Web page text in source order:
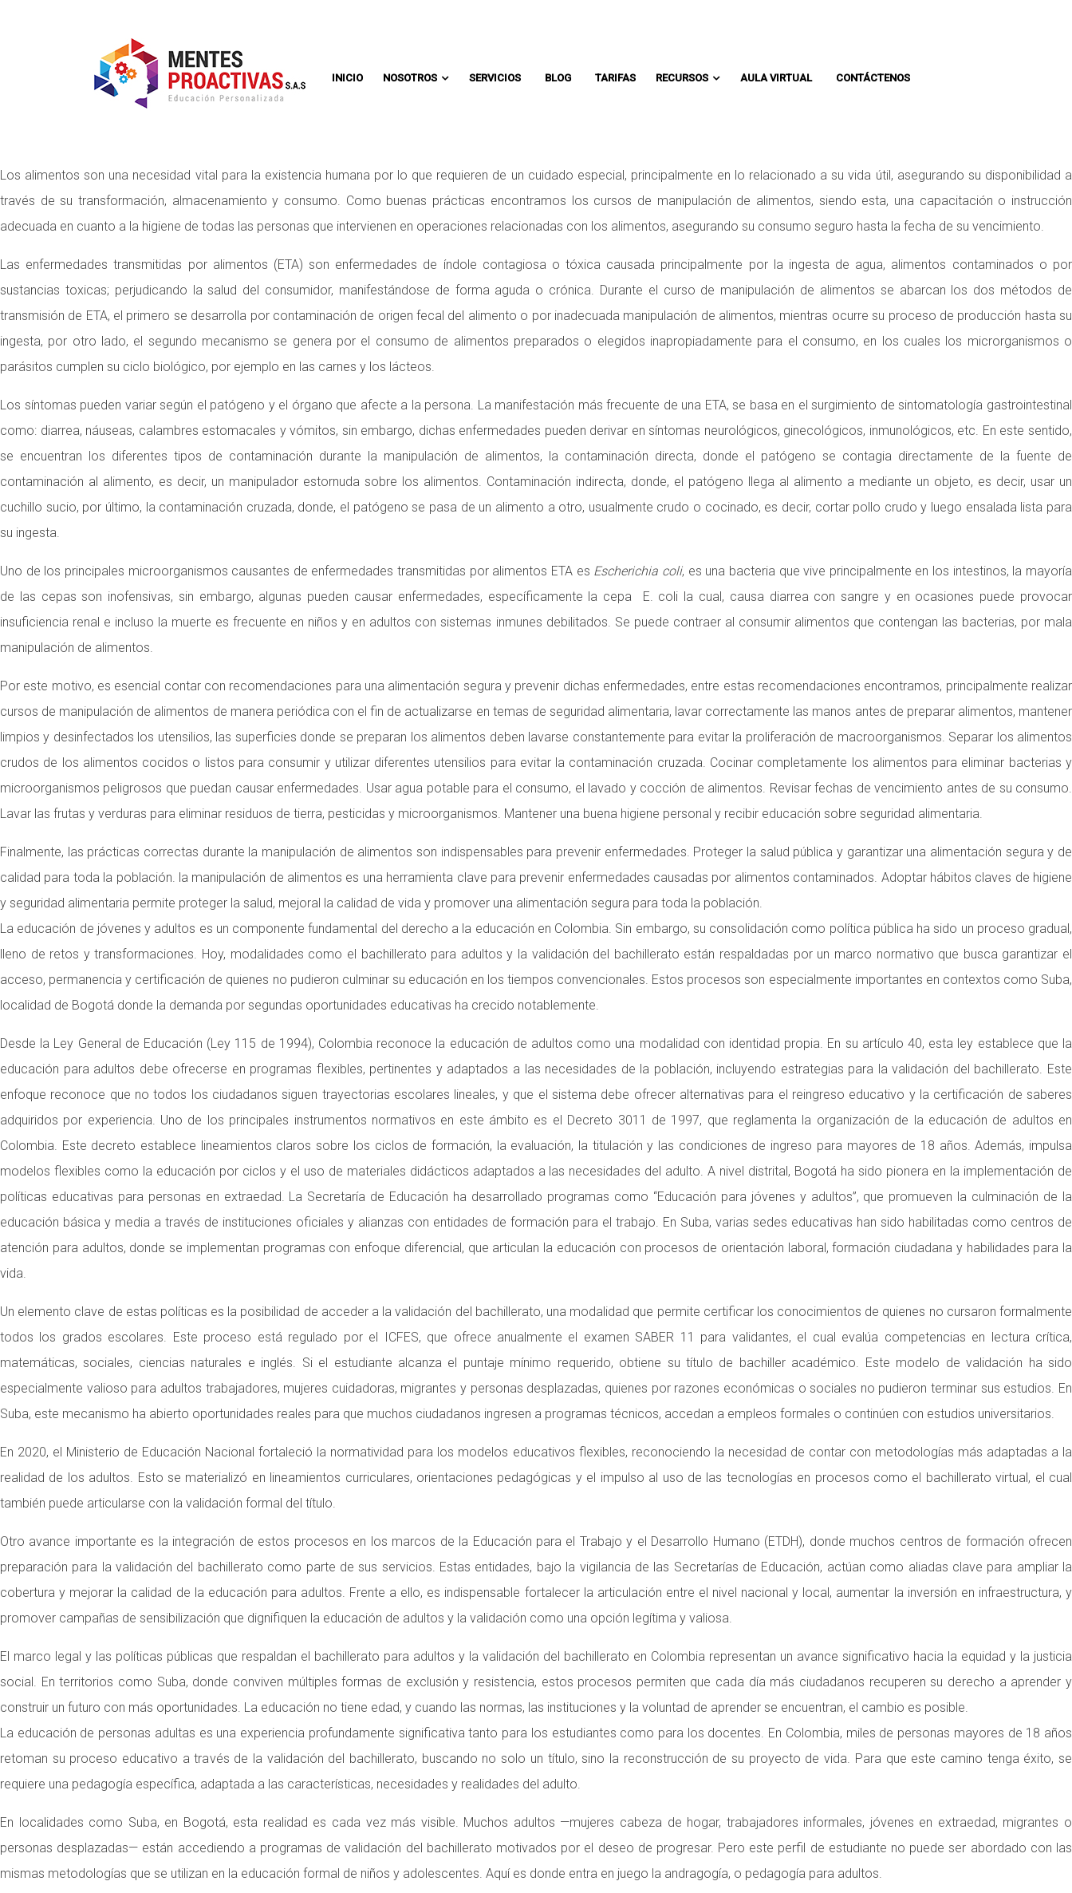
INICIO NOSOTROS SERVICIOS BLOG TARIFAS RECURSOS AULA VIRTUAL CONTÁCTENOS
Los alimentos son una necesidad vital para la existencia humana por lo que requieren de un cuidado especial, principalmente en lo relacionado a su vida útil, asegurando su disponibilidad a
través de su transformación, almacenamiento y consumo. Como buenas prácticas encontramos los cursos de manipulación de alimentos, siendo esta, una capacitación o instrucción
adecuada en cuanto a la higiene de todas las personas que intervienen en operaciones relacionadas con los alimentos, asegurando su consumo seguro hasta la fecha de su vencimiento.
Las enfermedades transmitidas por alimentos (ETA) son enfermedades de índole contagiosa o tóxica causada principalmente por la ingesta de agua, alimentos contaminados o por
sustancias toxicas; perjudicando la salud del consumidor, manifestándose de forma aguda o crónica. Durante el curso de manipulación de alimentos se abarcan los dos métodos de
transmisión de ETA, el primero se desarrolla por contaminación de origen fecal del alimento o por inadecuada manipulación de alimentos, mientras ocurre su proceso de producción hasta su
ingesta, por otro lado, el segundo mecanismo se genera por el consumo de alimentos preparados o elegidos inapropiadamente para el consumo, en los cuales los microrganismos o
parásitos cumplen su ciclo biológico, por ejemplo en las carnes y los lácteos.
Los síntomas pueden variar según el patógeno y el órgano que afecte a la persona. La manifestación más frecuente de una ETA, se basa en el surgimiento de sintomatología gastrointestinal
como: diarrea, náuseas, calambres estomacales y vómitos, sin embargo, dichas enfermedades pueden derivar en síntomas neurológicos, ginecológicos, inmunológicos, etc. En este sentido,
se encuentran los diferentes tipos de contaminación durante la manipulación de alimentos, la contaminación directa, donde el patógeno se contagia directamente de la fuente de
contaminación al alimento, es decir, un manipulador estornuda sobre los alimentos. Contaminación indirecta, donde, el patógeno llega al alimento a mediante un objeto, es decir, usar un
cuchillo sucio, por último, la contaminación cruzada, donde, el patógeno se pasa de un alimento a otro, usualmente crudo o cocinado, es decir, cortar pollo crudo y luego ensalada lista para
su ingesta.
Uno de los principales microorganismos causantes de enfermedades transmitidas por alimentos ETA es Escherichia coli, es una bacteria que vive principalmente en los intestinos, la mayoría
de las cepas son inofensivas, sin embargo, algunas pueden causar enfermedades, específicamente la cepa E. coli la cual, causa diarrea con sangre y en ocasiones puede provocar
insuficiencia renal e incluso la muerte es frecuente en niños y en adultos con sistemas inmunes debilitados. Se puede contraer al consumir alimentos que contengan las bacterias, por mala
manipulación de alimentos.
Por este motivo, es esencial contar con recomendaciones para una alimentación segura y prevenir dichas enfermedades, entre estas recomendaciones encontramos, principalmente realizar
cursos de manipulación de alimentos de manera periódica con el fin de actualizarse en temas de seguridad alimentaria, lavar correctamente las manos antes de preparar alimentos, mantener
limpios y desinfectados los utensilios, las superficies donde se preparan los alimentos deben lavarse constantemente para evitar la proliferación de macroorganismos. Separar los alimentos
crudos de los alimentos cocidos o listos para consumir y utilizar diferentes utensilios para evitar la contaminación cruzada. Cocinar completamente los alimentos para eliminar bacterias y
microorganismos peligrosos que puedan causar enfermedades. Usar agua potable para el consumo, el lavado y cocción de alimentos. Revisar fechas de vencimiento antes de su consumo.
Lavar las frutas y verduras para eliminar residuos de tierra, pesticidas y microorganismos. Mantener una buena higiene personal y recibir educación sobre seguridad alimentaria.
Finalmente, las prácticas correctas durante la manipulación de alimentos son indispensables para prevenir enfermedades. Proteger la salud pública y garantizar una alimentación segura y de
calidad para toda la población. la manipulación de alimentos es una herramienta clave para prevenir enfermedades causadas por alimentos contaminados. Adoptar hábitos claves de higiene
y seguridad alimentaria permite proteger la salud, mejoral la calidad de vida y promover una alimentación segura para toda la población.
La educación de jóvenes y adultos es un componente fundamental del derecho a la educación en Colombia. Sin embargo, su consolidación como política pública ha sido un proceso gradual,
lleno de retos y transformaciones. Hoy, modalidades como el bachillerato para adultos y la validación del bachillerato están respaldadas por un marco normativo que busca garantizar el
acceso, permanencia y certificación de quienes no pudieron culminar su educación en los tiempos convencionales. Estos procesos son especialmente importantes en contextos como Suba,
localidad de Bogotá donde la demanda por segundas oportunidades educativas ha crecido notablemente.
Desde la Ley General de Educación (Ley 115 de 1994), Colombia reconoce la educación de adultos como una modalidad con identidad propia. En su artículo 40, esta ley establece que la
educación para adultos debe ofrecerse en programas flexibles, pertinentes y adaptados a las necesidades de la población, incluyendo estrategias para la validación del bachillerato. Este
enfoque reconoce que no todos los ciudadanos siguen trayectorias escolares lineales, y que el sistema debe ofrecer alternativas para el reingreso educativo y la certificación de saberes
adquiridos por experiencia. Uno de los principales instrumentos normativos en este ámbito es el Decreto 3011 de 1997, que reglamenta la organización de la educación de adultos en
Colombia. Este decreto establece lineamientos claros sobre los ciclos de formación, la evaluación, la titulación y las condiciones de ingreso para mayores de 18 años. Además, impulsa
modelos flexibles como la educación por ciclos y el uso de materiales didácticos adaptados a las necesidades del adulto. A nivel distrital, Bogotá ha sido pionera en la implementación de
políticas educativas para personas en extraedad. La Secretaría de Educación ha desarrollado programas como “Educación para jóvenes y adultos”, que promueven la culminación de la
educación básica y media a través de instituciones oficiales y alianzas con entidades de formación para el trabajo. En Suba, varias sedes educativas han sido habilitadas como centros de
atención para adultos, donde se implementan programas con enfoque diferencial, que articulan la educación con procesos de orientación laboral, formación ciudadana y habilidades para la
vida.
Un elemento clave de estas políticas es la posibilidad de acceder a la validación del bachillerato, una modalidad que permite certificar los conocimientos de quienes no cursaron formalmente
todos los grados escolares. Este proceso está regulado por el ICFES, que ofrece anualmente el examen SABER 11 para validantes, el cual evalúa competencias en lectura crítica,
matemáticas, sociales, ciencias naturales e inglés. Si el estudiante alcanza el puntaje mínimo requerido, obtiene su título de bachiller académico. Este modelo de validación ha sido
especialmente valioso para adultos trabajadores, mujeres cuidadoras, migrantes y personas desplazadas, quienes por razones económicas o sociales no pudieron terminar sus estudios. En
Suba, este mecanismo ha abierto oportunidades reales para que muchos ciudadanos ingresen a programas técnicos, accedan a empleos formales o continúen con estudios universitarios.
En 2020, el Ministerio de Educación Nacional fortaleció la normatividad para los modelos educativos flexibles, reconociendo la necesidad de contar con metodologías más adaptadas a la
realidad de los adultos. Esto se materializó en lineamientos curriculares, orientaciones pedagógicas y el impulso al uso de las tecnologías en procesos como el bachillerato virtual, el cual
también puede articularse con la validación formal del título.
Otro avance importante es la integración de estos procesos en los marcos de la Educación para el Trabajo y el Desarrollo Humano (ETDH), donde muchos centros de formación ofrecen
preparación para la validación del bachillerato como parte de sus servicios. Estas entidades, bajo la vigilancia de las Secretarías de Educación, actúan como aliadas clave para ampliar la
cobertura y mejorar la calidad de la educación para adultos. Frente a ello, es indispensable fortalecer la articulación entre el nivel nacional y local, aumentar la inversión en infraestructura, y
promover campañas de sensibilización que dignifiquen la educación de adultos y la validación como una opción legítima y valiosa.
El marco legal y las políticas públicas que respaldan el bachillerato para adultos y la validación del bachillerato en Colombia representan un avance significativo hacia la equidad y la justicia
social. En territorios como Suba, donde conviven múltiples formas de exclusión y resistencia, estos procesos permiten que cada día más ciudadanos recuperen su derecho a aprender y
construir un futuro con más oportunidades. La educación no tiene edad, y cuando las normas, las instituciones y la voluntad de aprender se encuentran, el cambio es posible.
La educación de personas adultas es una experiencia profundamente significativa tanto para los estudiantes como para los docentes. En Colombia, miles de personas mayores de 18 años
retoman su proceso educativo a través de la validación del bachillerato, buscando no solo un título, sino la reconstrucción de su proyecto de vida. Para que este camino tenga éxito, se
requiere una pedagogía específica, adaptada a las características, necesidades y realidades del adulto.
En localidades como Suba, en Bogotá, esta realidad es cada vez más visible. Muchos adultos —mujeres cabeza de hogar, trabajadores informales, jóvenes en extraedad, migrantes o
personas desplazadas— están accediendo a programas de validación del bachillerato motivados por el deseo de progresar. Pero este perfil de estudiante no puede ser abordado con las
mismas metodologías que se utilizan en la educación formal de niños y adolescentes. Aquí es donde entra en juego la andragogía, o pedagogía para adultos.